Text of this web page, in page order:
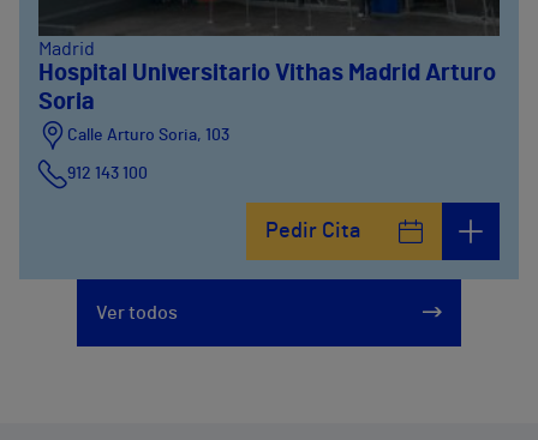
Madrid
Hospital Universitario Vithas Madrid Arturo
Soria
Calle Arturo Soria, 103
912 143 100
Pedir Cita
Ver todos